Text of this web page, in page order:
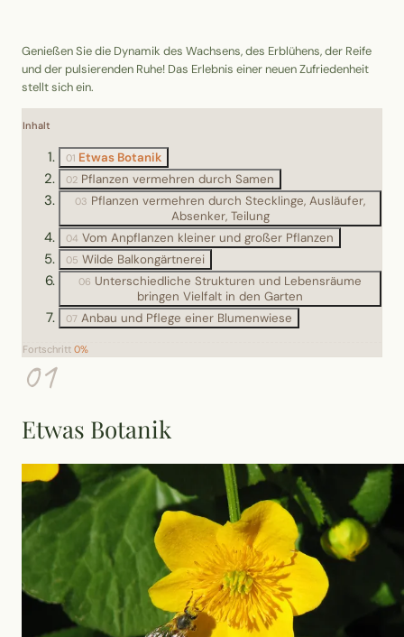
Wusstest du?
Sammlungen
Selber machen
Genießen Sie die Dynamik des Wachsens, des Erblühens, der Reife
und der pulsierenden Ruhe! Das Erlebnis einer neuen Zufriedenheit
stellt sich ein.
Inhalt
01 Etwas Botanik
02 Pflanzen vermehren durch Samen
03 Pflanzen vermehren durch Stecklinge, Ausläufer,
Absenker, Teilung
04 Vom Anpflanzen kleiner und großer Pflanzen
05 Wilde Balkongärtnerei
06 Unterschiedliche Strukturen und Lebensräume
bringen Vielfalt in den Garten
07 Anbau und Pflege einer Blumenwiese
Fortschritt 0%
01
Etwas Botanik